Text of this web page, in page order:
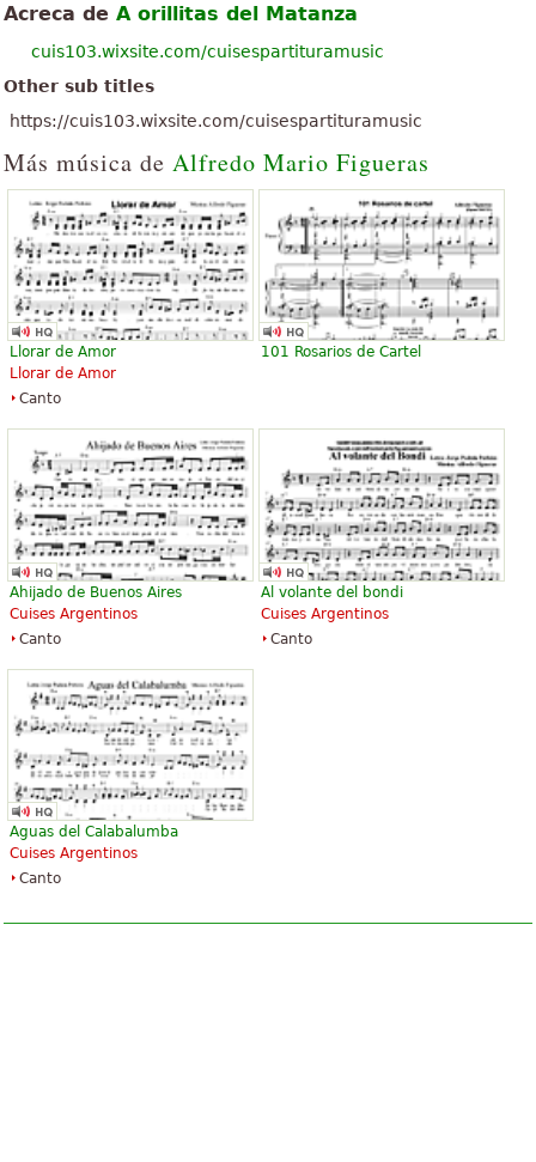
Acreca de A orillitas del Matanza
cuis103.wixsite.com/cuisespartituramusic
Other sub titles
https://cuis103.wixsite.com/cuisespartituramusic
Más música de Alfredo Mario Figueras
Llorar de Amor
Llorar de Amor
Canto
101 Rosarios de Cartel
Ahijado de Buenos Aires
Cuises Argentinos
Canto
Al volante del bondi
Cuises Argentinos
Canto
Aguas del Calabalumba
Cuises Argentinos
Canto